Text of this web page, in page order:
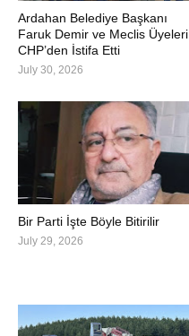
Ardahan Belediye Başkanı
Faruk Demir ve Meclis Üyeleri
CHP’den İstifa Etti
July 30, 2026
Bir Parti İşte Böyle Bitirilir
July 29, 2026